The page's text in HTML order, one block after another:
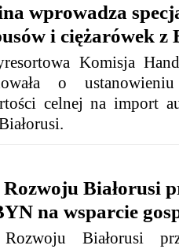
wprowadza
i ciężarówek z
Komisja
o
celnej na import
Białorusi
na wsparcie
Białorusi